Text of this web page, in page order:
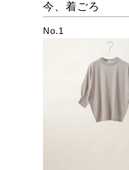
今、着ごろ
No.1